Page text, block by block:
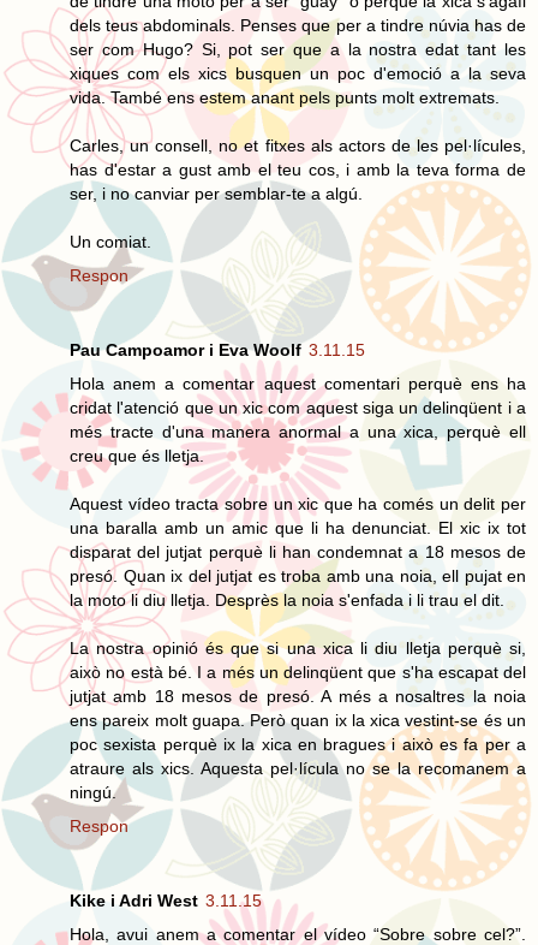
dels teus abdominals. Penses que per a tindre núvia has de
ser com Hugo? Si, pot ser que a la nostra edat tant les
xiques com els xics busquen un poc d'emoció a la seva
vida. També ens estem anant pels punts molt extremats.
Carles, un consell, no et fitxes als actors de les pel·lícules,
has d'estar a gust amb el teu cos, i amb la teva forma de
ser, i no canviar per semblar-te a algú.
Un comiat.
Respon
Pau Campoamor i Eva Woolf 3.11.15
Hola anem a comentar aquest comentari perquè ens ha
cridat l'atenció que un xic com aquest siga un delinqüent i a
més tracte d'una manera anormal a una xica, perquè ell
creu que és lletja.
Aquest vídeo tracta sobre un xic que ha comés un delit per
una baralla amb un amic que li ha denunciat. El xic ix tot
disparat del jutjat perquè li han condemnat a 18 mesos de
presó. Quan ix del jutjat es troba amb una noia, ell pujat en
la moto li diu lletja. Desprès la noia s'enfada i li trau el dit.
La nostra opinió és que si una xica li diu lletja perquè si,
això no està bé. I a més un delinqüent que s'ha escapat del
jutjat amb 18 mesos de presó. A més a nosaltres la noia
ens pareix molt guapa. Però quan ix la xica vestint-se és un
poc sexista perquè ix la xica en bragues i això es fa per a
atraure als xics. Aquesta pel·lícula no se la recomanem a
ningú.
Respon
Kike i Adri West 3.11.15
Hola, avui anem a comentar el vídeo “Sobre sobre cel?”.